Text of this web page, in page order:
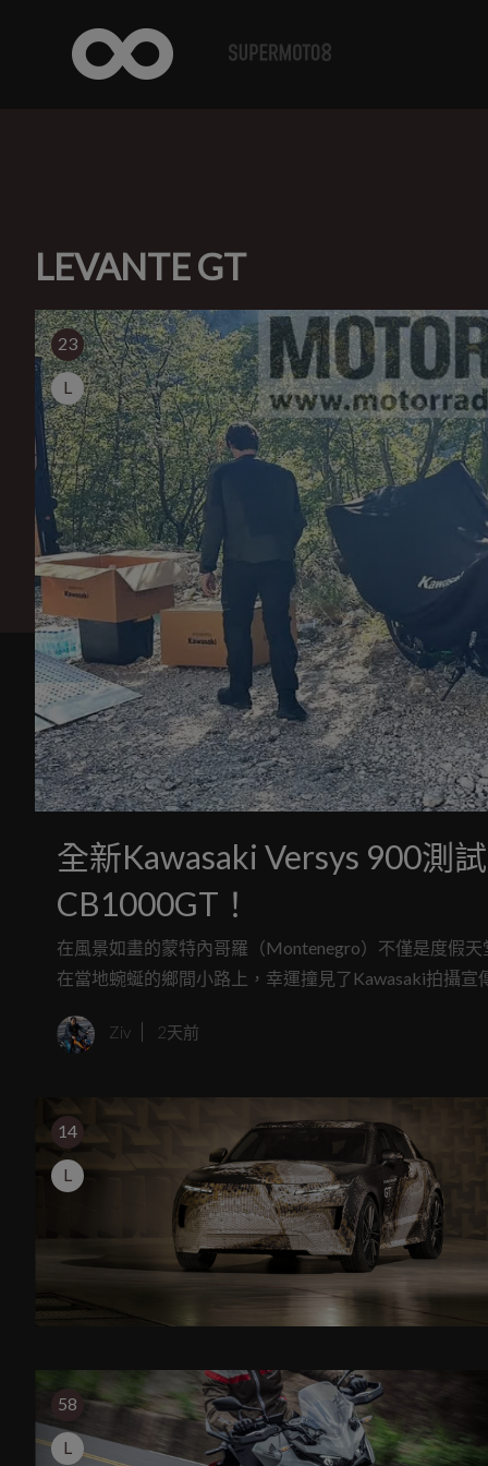
LEVANTE GT
23
L
全新Kawasaki Versys 900測
CB1000GT！
在風景如畫的蒙特內哥羅（Montenegro）不僅是度假
在當地蜿蜒的鄉間小路上，幸運撞見了Kawasaki拍攝
Ziv 2天前
14
L
58
L